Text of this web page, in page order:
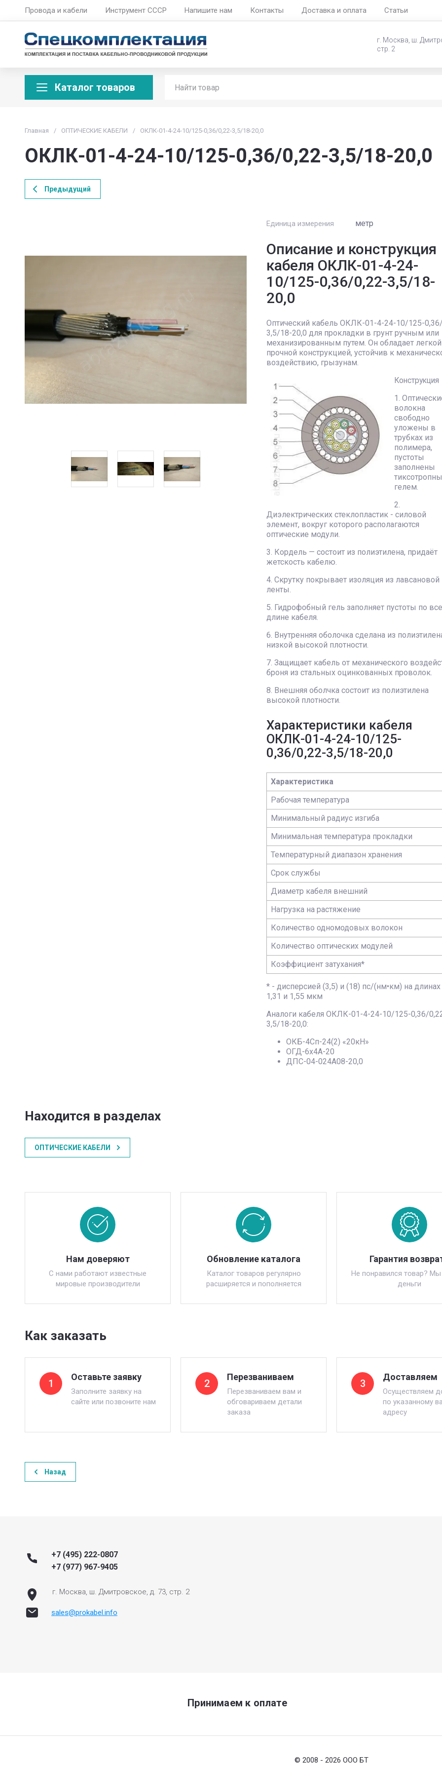
Провода и кабели Инструмент СССР Напишите нам Контакты Доставка и оплата Статьи
г. Москва, ш.
стр. 2
Каталог товаров
Главная / ОПТИЧЕСКИЕ КАБЕЛИ / ОКЛК-01-4-24-10/125-0,36/0,22-3,5/18-20,0
ОКЛК-01-4-24-10/125-0,36/0,22-3,5/18-20,0
Предыдущий
Единица измерения метр
Описание и конструкция
кабеля ОКЛК-01-4-24-
10/125-0,36/0,22-3,5/18-
20,0
Оптический кабель ОКЛК-01-4-24-10/125-
3,5/18-20,0 для прокладки в грунт ручным или
механизированным путем. Он обладает
прочной конструкцией, устойчив к
воздействию, грызунам.
Конструкция
1.
волокна
свободно
уложены в
трубках из
полимера,
пустоты
заполнены
гелем.
2.
Диэлектрических стеклопластик - силовой
элемент, вокруг которого располагаются
оптические модули.
3. Кордель — состоит из полиэтилена, придаёт
жетскость кабелю.
4. Скрутку покрывает изоляция из лавсановой
ленты.
5. Гидрофобный гель заполняет пустоты по
длине кабеля.
6. Внутренняя оболочка сделана из
низкой высокой плотности.
7. Защищает кабель от механического
броня из стальных оцинкованных проволок.
8. Внешняя оболчка состоит из полиэтилена
высокой плотности.
Характеристики кабеля
ОКЛК-01-4-24-10/125-
0,36/0,22-3,5/18-20,0
Характеристика
Рабочая температура
Минимальный радиус изгиба
Минимальная температура прокладки
Температурный диапазон хранения
Срок службы
Диаметр кабеля внешний
Нагрузка на растяжение
Количество одномодовых волокон
Количество оптических модулей
Коэффициент затухания*
* - дисперсией (3,5) и (18) пс/(нм•км) на
1,31 и 1,55 мкм
Аналоги кабеля ОКЛК-01-4-24-10/125-0,36/
3,5/18-20,0:
ОКБ-4Сп-24(2) «20кН»
ОГД-6х4А-20
ДПС-04-024А08-20,0
Находится в разделах
ОПТИЧЕСКИЕ КАБЕЛИ
Нам доверяют
С нами работают известные
мировые производители
Обновление каталога
Каталог товаров регулярно
расширяется и пополняется
Гарантия
Не понравился товар?
деньги
Как заказать
1
Оставьте заявку
Заполните заявку на
сайте или позвоните нам
2
Перезваниваем
Перезваниваем вам и
обговариваем детали
заказа
3
Доставляем
Осуществляем
по указанному
адресу
Назад
+7 (495) 222-0807
+7 (977) 967-9405
г. Москва, ш. Дмитровское, д. 73, стр. 2
sales@prokabel.info
Принимаем к оплате
© 2008 - 2026 ООО БТ